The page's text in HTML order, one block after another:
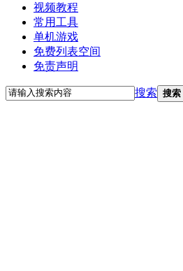
视频教程
常用工具
单机游戏
免费列表空间
免责声明
搜索 搜索